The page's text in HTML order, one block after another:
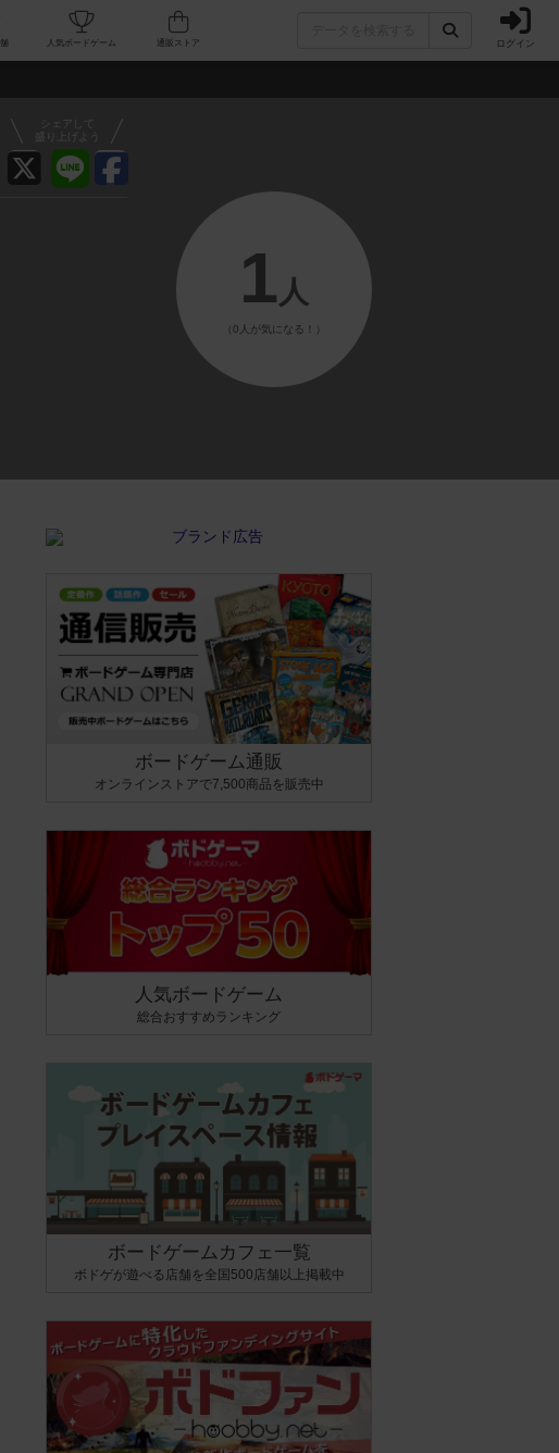
カフェ/店舗 人気ボードゲーム ログイン
シェアして
盛り上げよう
1 人
（0人が気になる！）
ボードゲーム通販
オンラインストアで7,500商品を販売中
人気ボードゲーム
総合おすすめランキング
ボードゲームカフェ一覧
ボドゲが遊べる店舗を全国500店舗以上掲載中